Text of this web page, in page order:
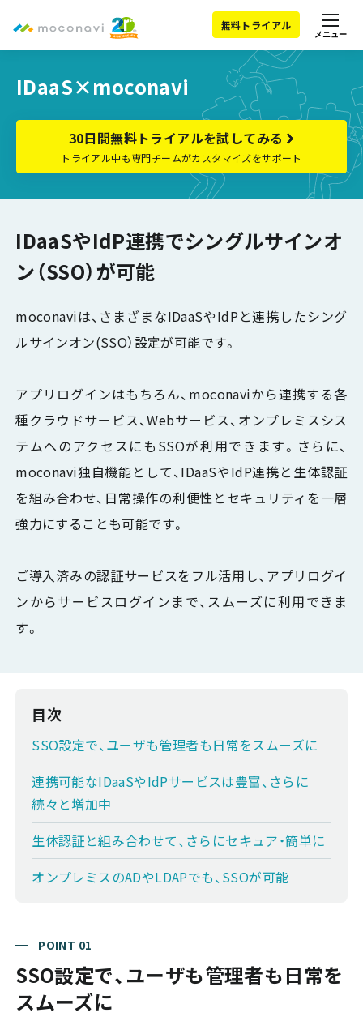
無料トライアル
メニュー
IDaaS×moconavi
30日間無料トライアルを試してみる
トライアル中も専門チームがカスタマイズをサポート
IDaaSやIdP連携でシングルサインオ
ン（SSO）が可能
moconaviは、さまざまなIDaaSやIdPと連携したシング
ルサインオン(SSO）設定が可能です。
アプリログインはもちろん、moconaviから連携する各
種クラウドサービス、Webサービス、オンプレミスシス
テムへのアクセスにもSSOが利用できます。さらに、
moconavi独自機能として、IDaaSやIdP連携と生体認証
を組み合わせ、日常操作の利便性とセキュリティを一層
強力にすることも可能です。
ご導入済みの認証サービスをフル活用し、アプリログイ
ンからサービスログインまで、スムーズに利用できま
す。
目次
SSO設定で、ユーザも管理者も日常をスムーズに
連携可能なIDaaSやIdPサービスは豊富、さらに
続々と増加中
生体認証と組み合わせて、さらにセキュア・簡単に
オンプレミスのADやLDAPでも、SSOが可能
POINT 01
SSO設定で、ユーザも管理者も日常を
スムーズに